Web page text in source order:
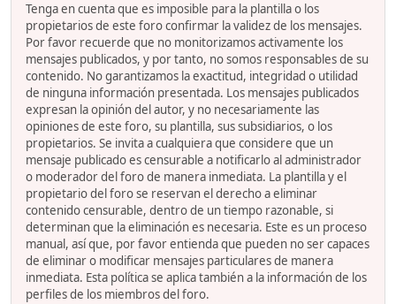
Tenga en cuenta que es imposible para la plantilla o los
propietarios de este foro confirmar la validez de los mensajes.
Por favor recuerde que no monitorizamos activamente los
mensajes publicados, y por tanto, no somos responsables de su
contenido. No garantizamos la exactitud, integridad o utilidad
de ninguna información presentada. Los mensajes publicados
expresan la opinión del autor, y no necesariamente las
opiniones de este foro, su plantilla, sus subsidiarios, o los
propietarios. Se invita a cualquiera que considere que un
mensaje publicado es censurable a notificarlo al administrador
o moderador del foro de manera inmediata. La plantilla y el
propietario del foro se reservan el derecho a eliminar
contenido censurable, dentro de un tiempo razonable, si
determinan que la eliminación es necesaria. Este es un proceso
manual, así que, por favor entienda que pueden no ser capaces
de eliminar o modificar mensajes particulares de manera
inmediata. Esta política se aplica también a la información de los
perfiles de los miembros del foro.